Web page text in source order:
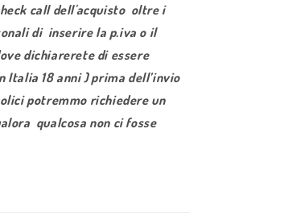
calldell'acquistooltre i
di inserire la p.iva o il
dichiarerete di essere
Italia 18 anni )prima dell’invio
potremmo richiedere un
qualcosa non ci fosse